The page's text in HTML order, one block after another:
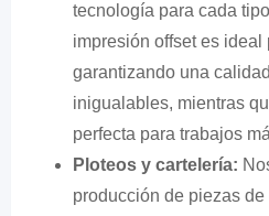
tecnología para cada
impresión offset es ideal
garantizando una
inigualables, mientras
perfecta para trabajos
Ploteos y cartelería:
producción de piezas